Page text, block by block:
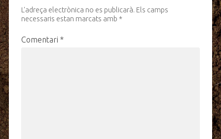
L'adreça electrònica no es publicarà. Els camps
necessaris estan marcats amb *
Comentari *